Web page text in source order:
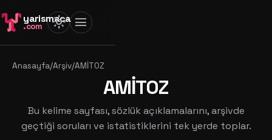
yarismaca
.com light_mode menu
Anasayfa/Arşiv/AMİTOZ
AMİTOZ
Bu kelime sayfası, sözlük açıklamalarını, arşivde
geçtiği soruları ve istatistiklerini tek yerde toplar.